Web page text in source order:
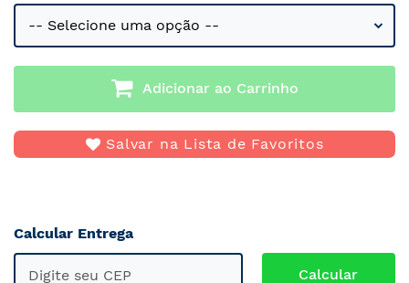
Adicionar ao Carrinho
Salvar na Lista de Favoritos
Calcular Entrega